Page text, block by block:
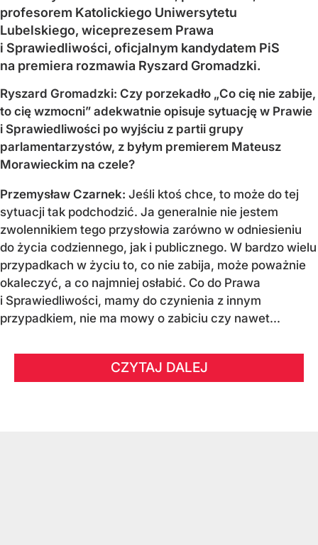
profesorem Katolickiego Uniwersytetu
Lubelskiego, wiceprezesem Prawa
i Sprawiedliwości, oficjalnym kandydatem PiS
na premiera rozmawia Ryszard Gromadzki.
Ryszard Gromadzki: Czy porzekadło „Co cię nie zabije,
to cię wzmocni” adekwatnie opisuje sytuację w Prawie
i Sprawiedliwości po wyjściu z partii grupy
parlamentarzystów, z byłym premierem Mateusz
Morawieckim na czele?
Przemysław Czarnek: Jeśli ktoś chce, to może do tej
sytuacji tak podchodzić. Ja generalnie nie jestem
zwolennikiem tego przysłowia zarówno w odniesieniu
do życia codziennego, jak i publicznego. W bardzo wielu
przypadkach w życiu to, co nie zabija, może poważnie
okaleczyć, a co najmniej osłabić. Co do Prawa
i Sprawiedliwości, mamy do czynienia z innym
przypadkiem, nie ma mowy o zabiciu czy nawet...
CZYTAJ DALEJ